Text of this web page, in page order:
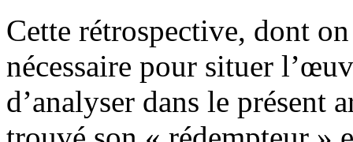
Cette rétrospective, dont
nécessaire pour situer
d’analyser dans le